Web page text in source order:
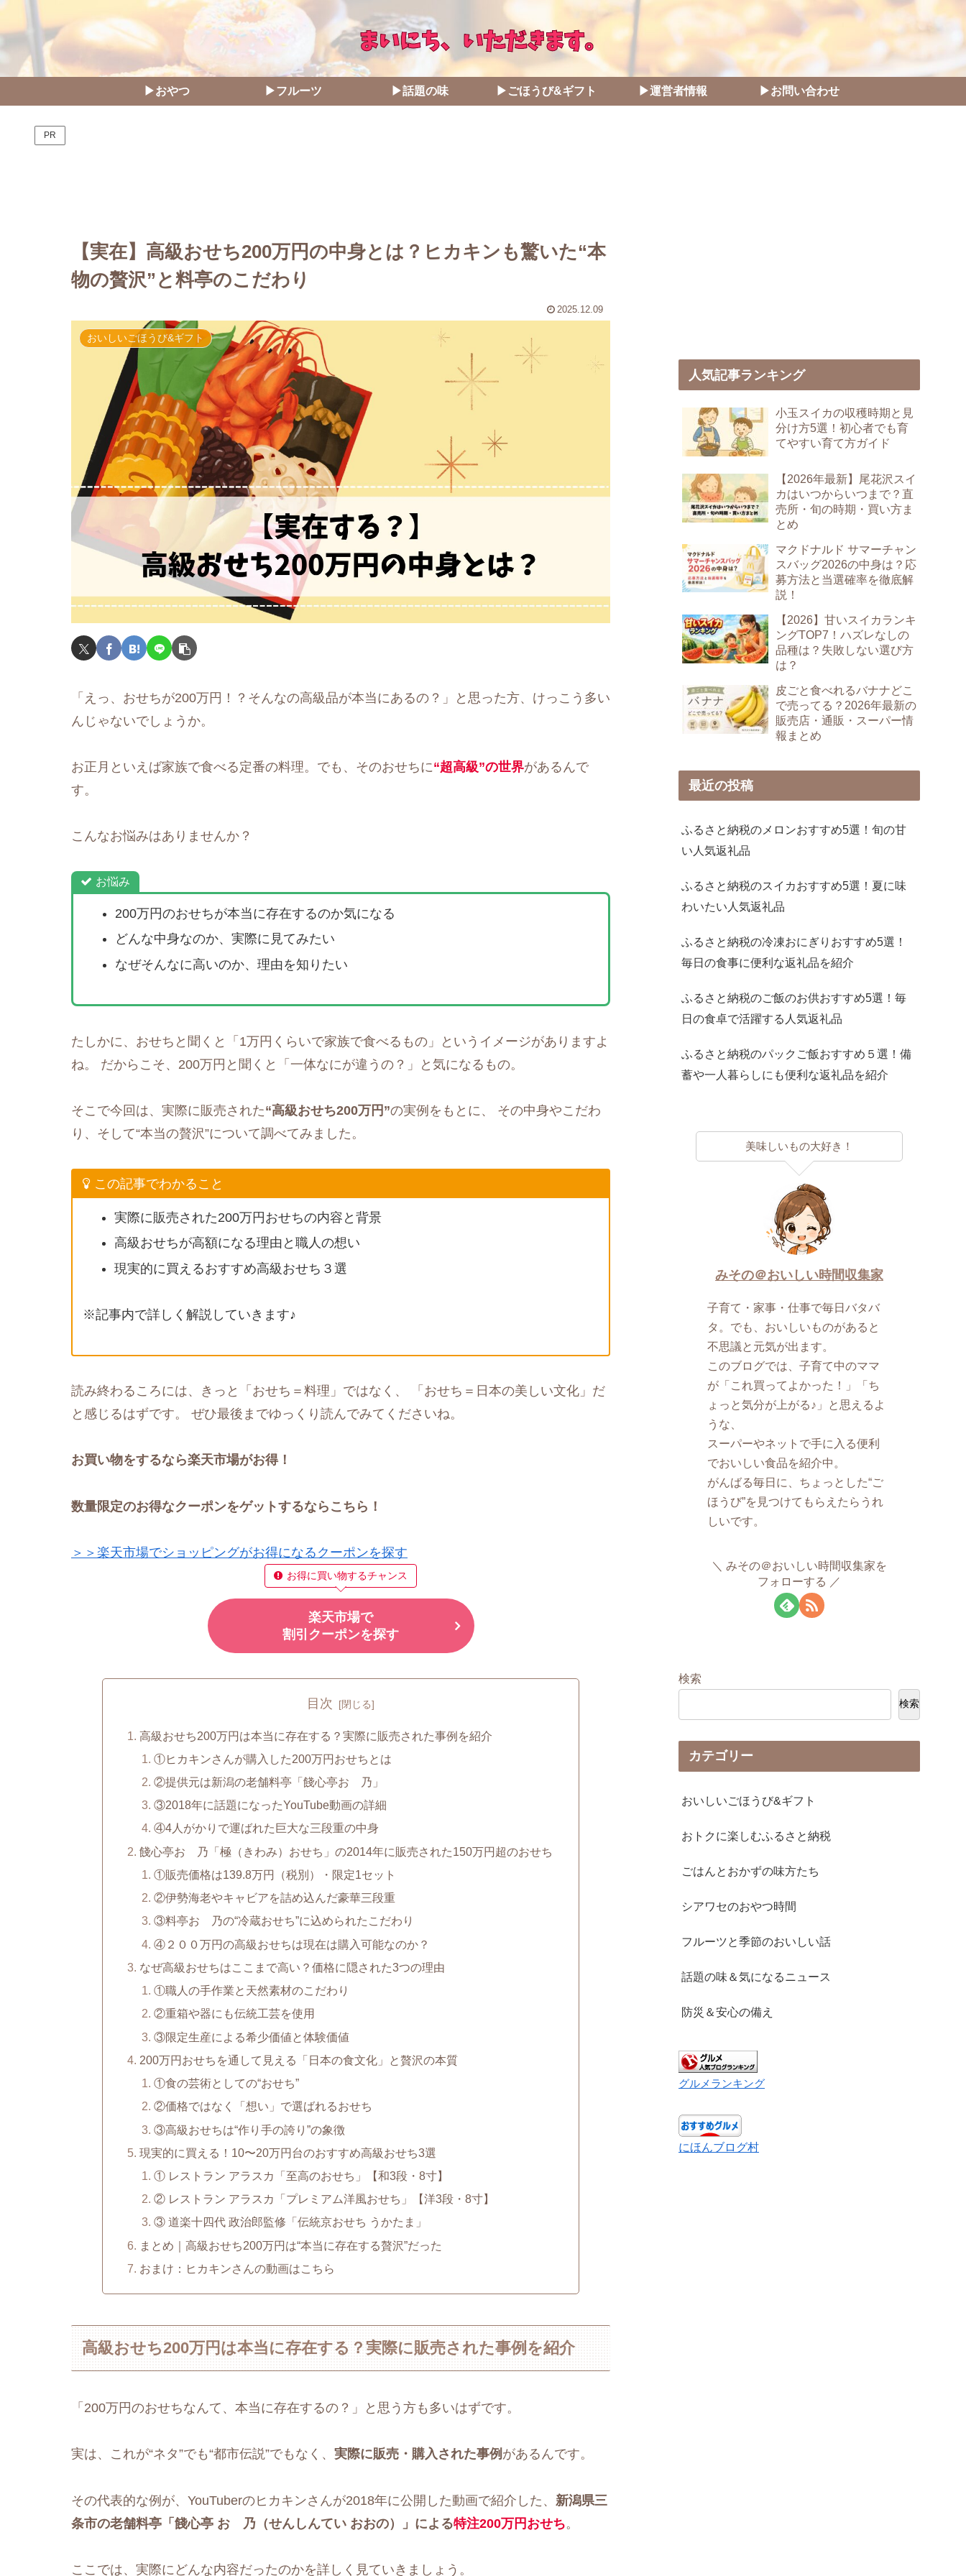
▶おやつ ▶フルーツ ▶話題の味 ▶ごほうび&ギフト ▶運営者情報 ▶お問い合わせ
PR
【実在】高級おせち200万円の中身とは？ヒカキンも驚いた“本
物の贅沢”と料亭のこだわり
2025.12.09
おいしいごほうび&ギフト
「えっ、おせちが200万円！？そんなの高級品が本当にあるの？」と思った方、けっこう多い
んじゃないでしょうか。
お正月といえば家族で食べる定番の料理。でも、そのおせちに“超高級”の世界があるんで
す。
こんなお悩みはありませんか？
お悩み
200万円のおせちが本当に存在するのか気になる
どんな中身なのか、実際に見てみたい
なぜそんなに高いのか、理由を知りたい
たしかに、おせちと聞くと「1万円くらいで家族で食べるもの」というイメージがありますよ
ね。 だからこそ、200万円と聞くと「一体なにが違うの？」と気になるもの。
そこで今回は、実際に販売された“高級おせち200万円”の実例をもとに、 その中身やこだわ
り、そして“本当の贅沢”について調べてみました。
この記事でわかること
実際に販売された200万円おせちの内容と背景
高級おせちが高額になる理由と職人の想い
現実的に買えるおすすめ高級おせち３選
※記事内で詳しく解説していきます♪
読み終わるころには、きっと「おせち＝料理」ではなく、 「おせち＝日本の美しい文化」だ
と感じるはずです。 ぜひ最後までゆっくり読んでみてくださいね。
お買い物をするなら楽天市場がお得！
数量限定のお得なクーポンをゲットするならこちら！
＞＞楽天市場でショッピングがお得になるクーポンを探す
お得に買い物するチャンス
楽天市場で
割引クーポンを探す
目次
高級おせち200万円は本当に存在する？実際に販売された事例を紹介
①ヒカキンさんが購入した200万円おせちとは
②提供元は新潟の老舗料亭「餞心亭おゝ乃」
③2018年に話題になったYouTube動画の詳細
④4人がかりで運ばれた巨大な三段重の中身
餞心亭おゝ乃「極（きわみ）おせち」の2014年に販売された150万円超のおせち
①販売価格は139.8万円（税別）・限定1セット
②伊勢海老やキャビアを詰め込んだ豪華三段重
③料亭おゝ乃の“冷蔵おせち”に込められたこだわり
④２００万円の高級おせちは現在は購入可能なのか？
なぜ高級おせちはここまで高い？価格に隠された3つの理由
①職人の手作業と天然素材のこだわり
②重箱や器にも伝統工芸を使用
③限定生産による希少価値と体験価値
200万円おせちを通して見える「日本の食文化」と贅沢の本質
①食の芸術としての“おせち”
②価格ではなく「想い」で選ばれるおせち
③高級おせちは“作り手の誇り”の象徴
現実的に買える！10〜20万円台のおすすめ高級おせち3選
① レストラン アラスカ「至高のおせち」【和3段・8寸】
② レストラン アラスカ「プレミアム洋風おせち」【洋3段・8寸】
③ 道楽十四代 政治郎監修「伝統京おせち うかたま」
まとめ｜高級おせち200万円は“本当に存在する贅沢”だった
おまけ：ヒカキンさんの動画はこちら
高級おせち200万円は本当に存在する？実際に販売された事例を紹介
「200万円のおせちなんて、本当に存在するの？」と思う方も多いはずです。
実は、これが“ネタ”でも“都市伝説”でもなく、 実際に販売・購入された事例 があるんです。
その代表的な例が、YouTuberのヒカキンさんが2018年に公開した動画で紹介した、 新潟県三
条市の老舗料亭「餞心亭 おゝ乃（せんしんてい おおの）」による特注200万円おせち。
ここでは、実際にどんな内容だったのかを詳しく見ていきましょう。
人気記事ランキング
小玉スイカの収穫時期と見
分け方5選！初心者でも育
てやすい育て方ガイド
【2026年最新】尾花沢スイ
カはいつからいつまで？直
売所・旬の時期・買い方ま
とめ
マクドナルド サマーチャン
スバッグ2026の中身は？応
募方法と当選確率を徹底解
説！
【2026】甘いスイカランキ
ングTOP7！ハズレなしの
品種は？失敗しない選び方
は？
皮ごと食べれるバナナどこ
で売ってる？2026年最新の
販売店・通販・スーパー情
報まとめ
最近の投稿
ふるさと納税のメロンおすすめ5選！旬の甘
い人気返礼品
ふるさと納税のスイカおすすめ5選！夏に味
わいたい人気返礼品
ふるさと納税の冷凍おにぎりおすすめ5選！
毎日の食事に便利な返礼品を紹介
ふるさと納税のご飯のお供おすすめ5選！毎
日の食卓で活躍する人気返礼品
ふるさと納税のパックご飯おすすめ５選！備
蓄や一人暮らしにも便利な返礼品を紹介
美味しいもの大好き！
みその＠おいしい時間収集家
子育て・家事・仕事で毎日バタバ
タ。でも、おいしいものがあると
不思議と元気が出ます。
このブログでは、子育て中のママ
が「これ買ってよかった！」「ち
ょっと気分が上がる♪」と思えるよ
うな、
スーパーやネットで手に入る便利
でおいしい食品を紹介中。
がんばる毎日に、ちょっとした“ご
ほうび”を見つけてもらえたらうれ
しいです。
みその＠おいしい時間収集家を
フォローする
検索
検索
カテゴリー
おいしいごほうび&ギフト
おトクに楽しむふるさと納税
ごはんとおかずの味方たち
シアワセのおやつ時間
フルーツと季節のおいしい話
話題の味＆気になるニュース
防災＆安心の備え
グルメランキング
にほんブログ村